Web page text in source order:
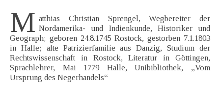
M atthias Christian Sprengel, Wegbereiter der
Nordamerika- und Indienkunde, Historiker und
Geograph; geboren 24.8.1745 Rostock, gestorben 7.1.1803
in Halle; alte Patrizierfamilie aus Danzig, Studium der
Rechtswissenschaft in Rostock, Literatur in Göttingen,
Sprachlehrer, Mai 1779 Halle, Unibibliothek, „Vom
Ursprung des Negerhandels“